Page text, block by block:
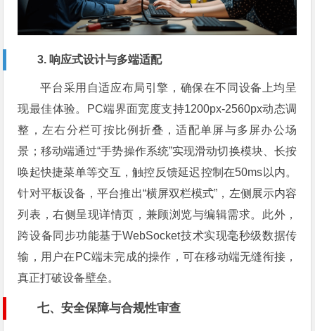
3. 响应式设计与多端适配
平台采用自适应布局引擎，确保在不同设备上均呈
现最佳体验。PC端界面宽度支持1200px-2560px动态调
整，左右分栏可按比例折叠，适配单屏与多屏办公场
景；移动端通过“手势操作系统”实现滑动切换模块、长按
唤起快捷菜单等交互，触控反馈延迟控制在50ms以内。
针对平板设备，平台推出“横屏双栏模式”，左侧展示内容
列表，右侧呈现详情页，兼顾浏览与编辑需求。此外，
跨设备同步功能基于WebSocket技术实现毫秒级数据传
输，用户在PC端未完成的操作，可在移动端无缝衔接，
真正打破设备壁垒。
七、安全保障与合规性审查